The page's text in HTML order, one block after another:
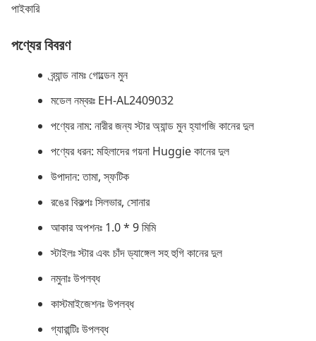
পাইকারি
পণ্যের বিবরণ
ব্র্যান্ড নামঃ গোল্ডেন মুন
মডেল নম্বরঃ EH-AL2409032
পণ্যের নাম: নারীর জন্য স্টার অ্যান্ড মুন হ্যাগজি কানের দুল
পণ্যের ধরন: মহিলাদের গয়না Huggie কানের দুল
উপাদান: তামা, স্ফটিক
রঙের বিকল্পঃ সিলভার, সোনার
আকার অপশনঃ 1.0 * 9 মিমি
স্টাইলঃ স্টার এবং চাঁদ ড্যাঙ্গেল সহ হুগি কানের দুল
নমুনাঃ উপলব্ধ
কাস্টমাইজেশনঃ উপলব্ধ
গ্যারান্টিঃ উপলব্ধ